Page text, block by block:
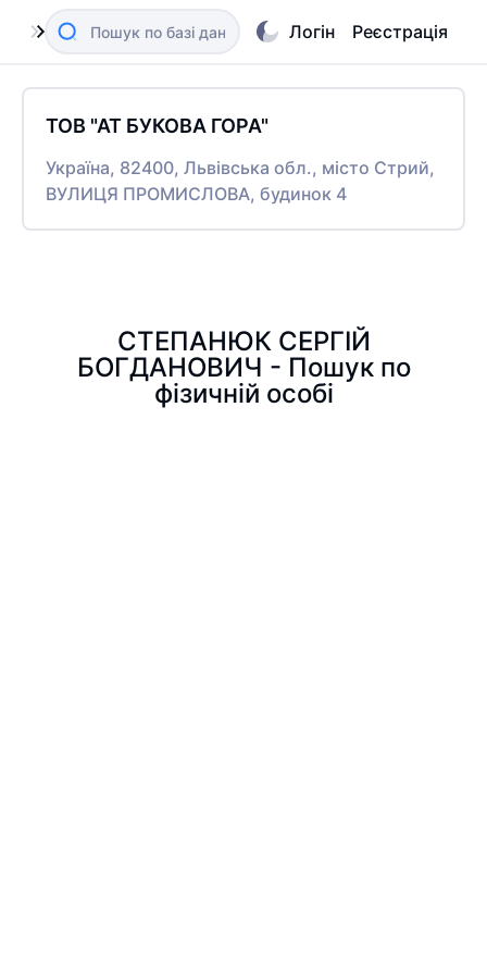
Логін Реєстрація
ТОВ "АТ БУКОВА ГОРА"
Україна, 82400, Львівська обл., місто Стрий,
ВУЛИЦЯ ПРОМИСЛОВА, будинок 4
СТЕПАНЮК СЕРГІЙ
БОГДАНОВИЧ - Пошук по
фізичній особі